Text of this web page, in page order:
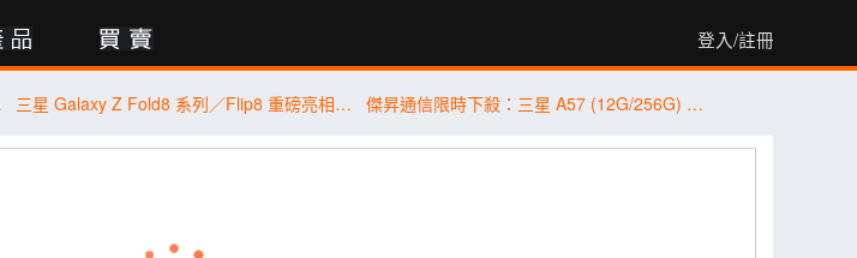
登入/註冊
6) 三星 Galaxy Z Fold8 系列／Flip8 重磅亮相！傑昇通信預購抽萬元悠遊卡金 傑昇通信限時下殺：三星 A57 (12G/256G) 只要 $14,490 元！(8/3-8/5)